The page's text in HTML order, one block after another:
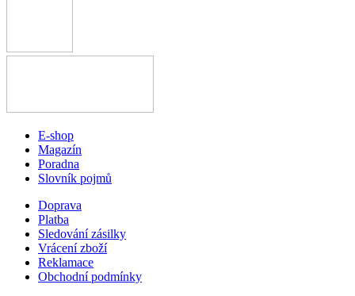
E-shop
Magazín
Poradna
Slovník pojmů
Doprava
Platba
Sledování zásilky
Vrácení zboží
Reklamace
Obchodní podmínky